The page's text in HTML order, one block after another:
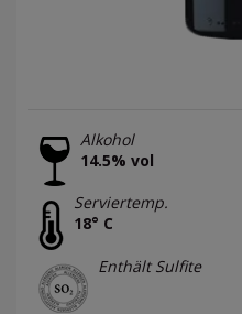
Alkohol
14.5% vol
Serviertemp.
18° C
Enthält Sulfite